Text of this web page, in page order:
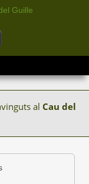
al Cau del